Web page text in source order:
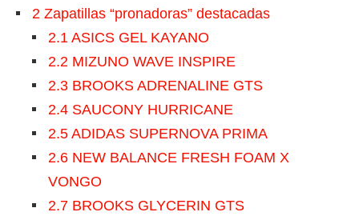
2 Zapatillas “pronadoras” destacadas
2.1 ASICS GEL KAYANO
2.2 MIZUNO WAVE INSPIRE
2.3 BROOKS ADRENALINE GTS
2.4 SAUCONY HURRICANE
2.5 ADIDAS SUPERNOVA PRIMA
2.6 NEW BALANCE FRESH FOAM X
VONGO
2.7 BROOKS GLYCERIN GTS